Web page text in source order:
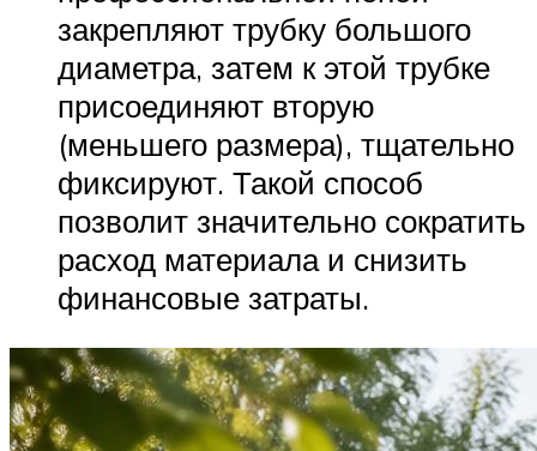
закрепляют трубку большого
диаметра, затем к этой трубке
присоединяют вторую
(меньшего размера), тщательно
фиксируют. Такой способ
позволит значительно сократить
расход материала и снизить
финансовые затраты.